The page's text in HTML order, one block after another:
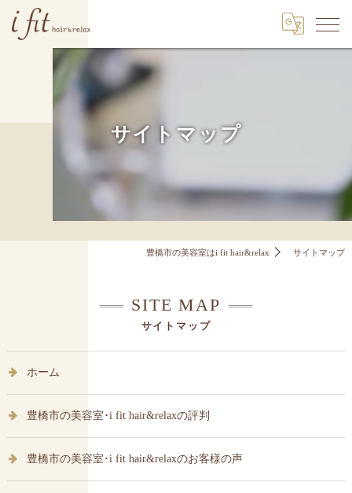
サイトマップ
豊橋市の美容室はi fit hair&relax サイトマップ
サイトマップ
SITE MAP
ホーム
豊橋市の美容室･i fit hair&relaxの評判
豊橋市の美容室･i fit hair&relaxのお客様の声